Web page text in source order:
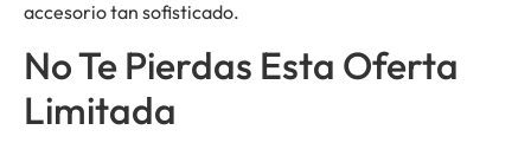
accesorio tan sofisticado.
No Te Pierdas Esta Oferta
Limitada